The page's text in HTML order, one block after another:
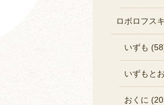
ロボロフス
いずも
いずもと
おくに